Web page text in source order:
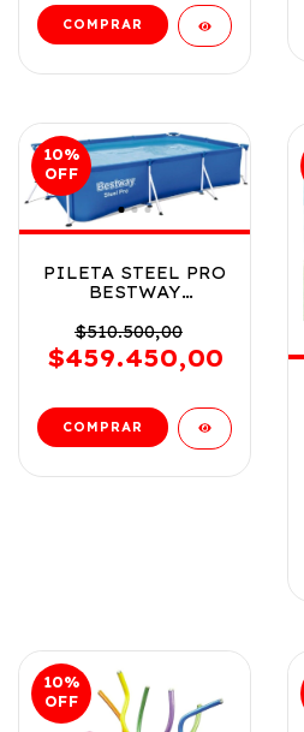
10%
OFF
PILETA STEEL PRO
BESTWAY
450CM X 220 X
84CM COD 15606
$510.500,00
$459.450,00
10%
OFF